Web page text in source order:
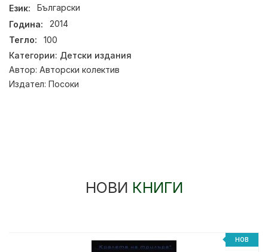
Език:
Български
Година:
2014
Тегло:
100
Категории: Детски издания
Автор: Авторски колектив
Издател: Посоки
НОВИ КНИГИ
НОВ